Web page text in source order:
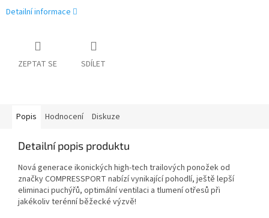
Detailní informace
ZEPTAT SE SDÍLET
Popis Hodnocení Diskuze
Detailní popis produktu
Nová generace ikonických high-tech trailových ponožek od
značky COMPRESSPORT nabízí vynikající pohodlí, ještě lepší
eliminaci puchýřů, optimální ventilaci a tlumení otřesů při
jakékoliv terénní běžecké výzvě!